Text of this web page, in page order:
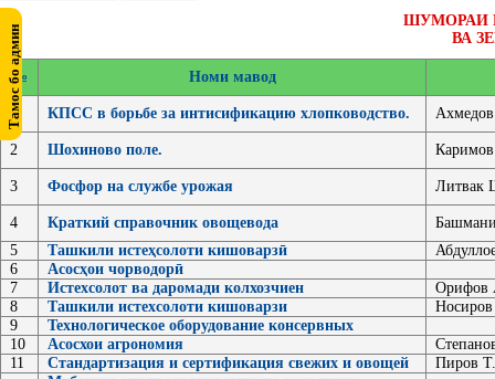
ШУМОРАИ
ВА
№ Номи мавод
1 КПСС в борьбе за интисификацию хлопководство.
2 Шохиново поле.
3 Фосфор на службе урожая Литвак
4 Краткий справочник овощевода
5
Ташкили истеҳсолоти кишоварзӣ
6
Асосҳои чорводорӣ
7
Истехсолот ва даромади колхозчиен
Орифов
8
Ташкили истехсолоти кишоварзи
9
Технологическое оборудование консервных
10
Асосхои агрономия
11
Стандартизация и сертификация свежих и овощей
Пиров